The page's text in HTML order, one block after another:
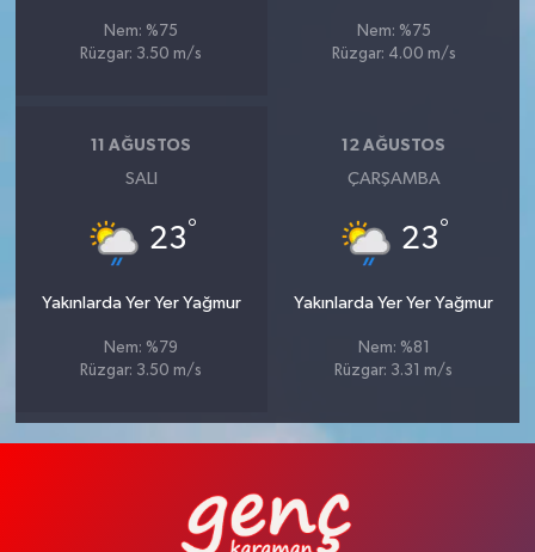
Nem: %75
Rüzgar: 3.50 m/s
Nem: %75
Rüzgar: 4.00 m/s
11 AĞUSTOS
SALI
23°
Yakınlarda Yer Yer Yağmur
Nem: %79
Rüzgar: 3.50 m/s
12 AĞUSTOS
ÇARŞAMBA
23°
Yakınlarda Yer Yer Yağmur
Nem: %81
Rüzgar: 3.31 m/s